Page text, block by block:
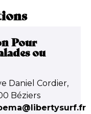
Pour
ou
Daniel Cordier,
Béziers